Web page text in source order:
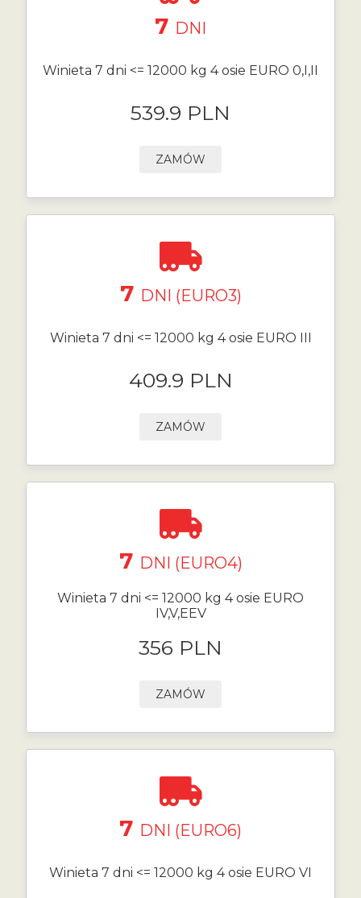
7 DNI
Winieta 7 dni <= 12000 kg 4 osie EURO 0,I,II
539.9 PLN
ZAMÓW
7 DNI (EURO3)
Winieta 7 dni <= 12000 kg 4 osie EURO III
409.9 PLN
ZAMÓW
7 DNI (EURO4)
Winieta 7 dni <= 12000 kg 4 osie EURO
IV,V,EEV
356 PLN
ZAMÓW
7 DNI (EURO6)
Winieta 7 dni <= 12000 kg 4 osie EURO VI